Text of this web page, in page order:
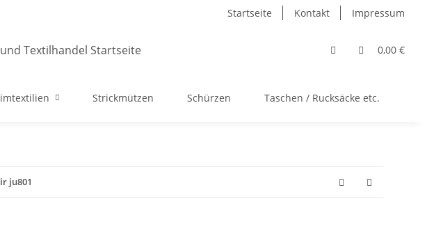
Startseite Kontakt Impressum
0,00 €
Strickmützen Schürzen Taschen / Rucksäcke etc.
ju801